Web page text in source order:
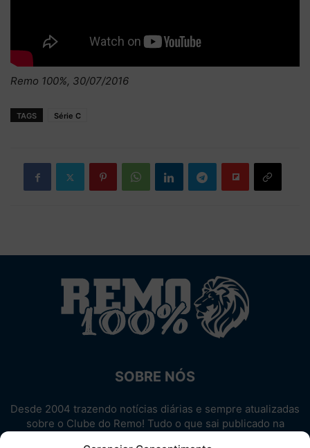
Remo 100%, 30/07/2016
TAGS Série C
SOBRE NÓS
Desde 2004 trazendo notícias diárias e sempre atualizadas
sobre o Clube do Remo! Tudo o que sai publicado na